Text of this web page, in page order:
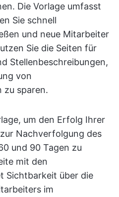
Die Vorlage umfasst
Sie schnell
und neue Mitarbeiter
Sie die Seiten für
Stellenbeschreibungen,
von
zu sparen.
um den Erfolg Ihrer
Nachverfolgung des
und 90 Tagen zu
mit den
Sichtbarkeit über die
im